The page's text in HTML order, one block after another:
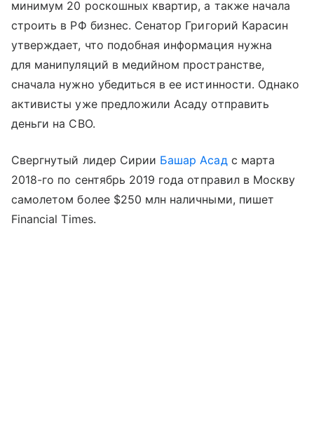
минимум 20 роскошных квартир, а также начала
строить в РФ бизнес. Сенатор Григорий Карасин
утверждает, что подобная информация нужна
для манипуляций в медийном пространстве,
сначала нужно убедиться в ее истинности. Однако
активисты уже предложили Асаду отправить
деньги на СВО.
Свергнутый лидер Сирии Башар Асадс марта
2018-го по сентябрь 2019 года отправил в Москву
самолетом более $250 млн наличными, пишет
Financial Times.